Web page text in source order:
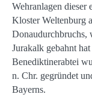
Wehranlagen dieser
Kloster Weltenburg
Donaudurchbruchs,
Jurakalk gebahnt
Benediktinerabtei
n. Chr. gegründet
Bayerns.